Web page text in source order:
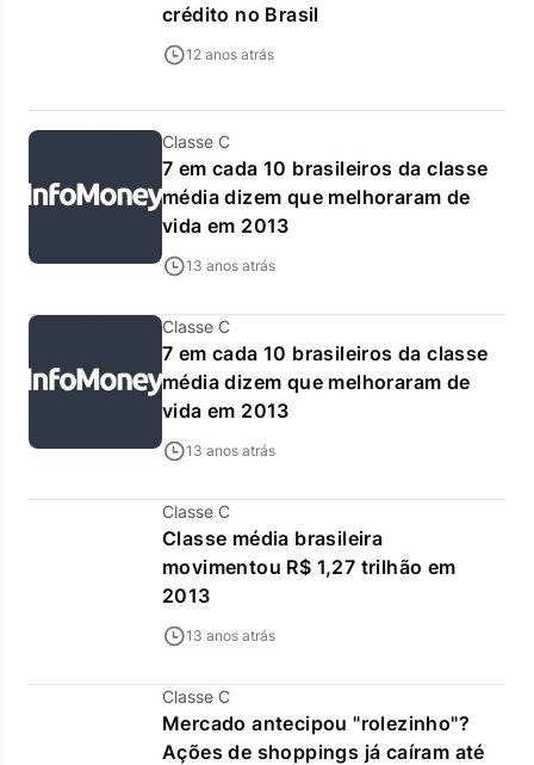
crédito no Brasil
12 anos atrás
Classe C
7 em cada 10 brasileiros da classe
média dizem que melhoraram de
vida em 2013
13 anos atrás
Classe C
7 em cada 10 brasileiros da classe
média dizem que melhoraram de
vida em 2013
13 anos atrás
Classe C
Classe média brasileira
movimentou R$ 1,27 trilhão em
2013
13 anos atrás
Classe C
Mercado antecipou "rolezinho"?
Ações de shoppings já caíram até